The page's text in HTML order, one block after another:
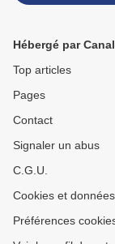
Hébergé par
Top articles
Pages
Contact
Signaler un abus
C.G.U.
Cookies et
Préférences